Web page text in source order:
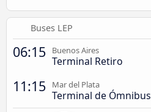
Buses LEP
06:15 Buenos Aires
Terminal Retiro
11:15 Mar del Plata
Terminal de Ómnibus